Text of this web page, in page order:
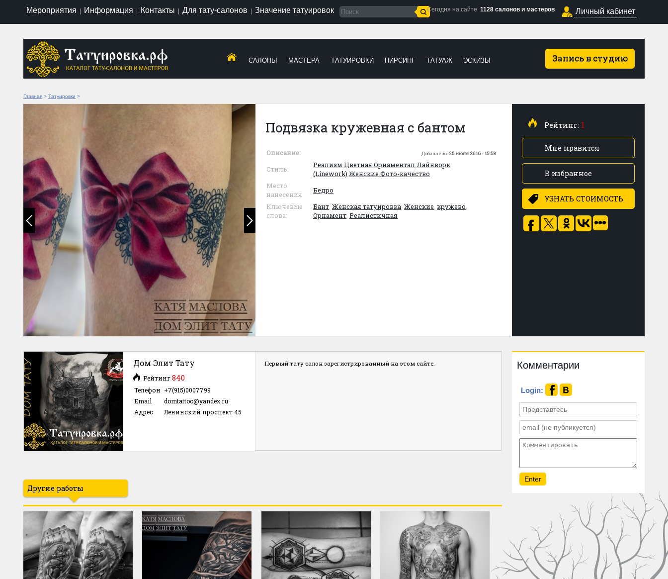
Мероприятия Информация Контакты Для тату-салонов Значение татуировок Сегодня на сайте 1128 салонов и мастеров Личный кабинет
Запись в студию
САЛОНЫ МАСТЕРА ТАТУИРОВКИ ПИРСИНГ ТАТУАЖ ЭСКИЗЫ
Главная > Татуировки >
Подвязка кружевная с бантом
Описание: Добавлено: 25 июня 2016 - 15:58
Стиль: Реализм,Цветная,Орнаментал,Лайнворк
(Linework),Женские,Фото-качество
Место
нанесения
Бедро
Ключевые
слова:
Бант, Женская татуировка, Женские, кружево,
Орнамент, Реалистичная
Рейтинг: 1
Мне нравится
В избранное
УЗНАТЬ СТОИМОСТЬ
Дом Элит Тату
Рейтинг840
Телефон +7(915)0007799
Email
domtattoo@yandex.ru
Адрес
Ленинский проспект 45
Первый тату салон зарегистрированный на этом сайте.
Другие работы
Комментарии
Login: